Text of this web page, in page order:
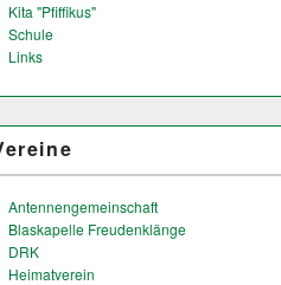
Kita "Pfiffikus"
Schule
Links
Antennengemeinschaft
Blaskapelle Freudenklänge
DRK
Heimatverein